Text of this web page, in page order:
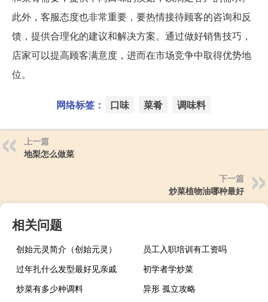
此外，客服态度也非常重要，要热情接待顾客的咨询和反
馈，提供合理化的建议和解决方案。通过做好销售技巧，
店家可以提高顾客满意度，进而在市场竞争中取得优势地
位。
网络标签： 口味 菜肴 调味料
上一篇
地梨怎么做菜
下一篇
炒菜植物油哪种最好
相关问题
创始元灵简介（创始元灵）
员工入职培训有工资吗
过年扎什么发型最好见亲戚
初学者学炒菜
炒菜有多少种调料
异形 孤立攻略